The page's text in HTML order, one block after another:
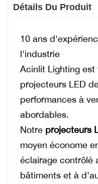
Détails Du Produit
10 ans
l'industrie
Acinlit Lighting
projecteurs LED
performances à
abordables.
Notre projecteurs
moyen économe
éclairage contrôlé
bâtiments et à